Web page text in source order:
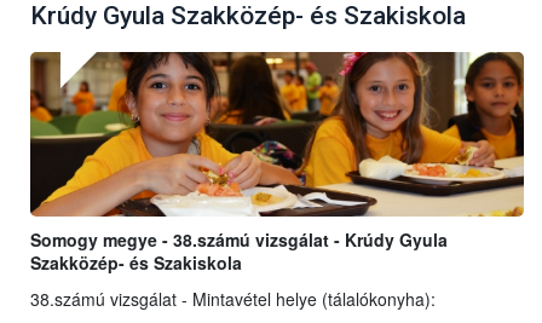
Krúdy Gyula Szakközép- és Szakiskola
Somogy megye - 38.számú vizsgálat - Krúdy Gyula
Szakközép- és Szakiskola
38.számú vizsgálat - Mintavétel helye (tálalókonyha):